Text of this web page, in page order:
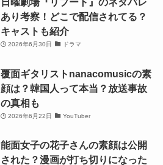
あり考察！どこで配信されてる？
キャストも紹介
2026年6月30日 ドラマ
覆面ギタリストnanacomusicの素
顔は？韓国人って本当？放送事故
の真相も
2026年6月22日 YouTuber
能面女子の花子さんの素顔は公開
された？漫画が打ち切りになった